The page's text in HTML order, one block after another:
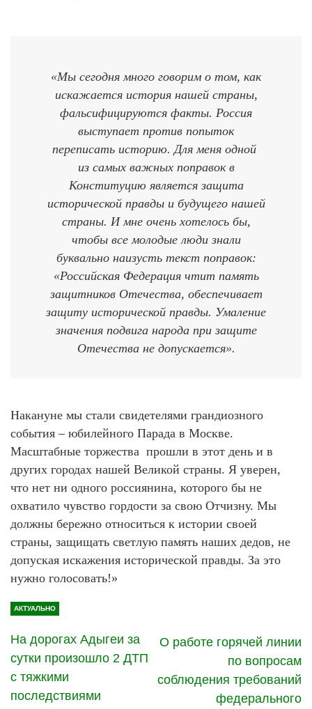
«Мы сегодня много говорим о том, как
искажается история нашей страны,
фальсифицируются факты. Россия
выступает против попыток
переписать историю. Для меня одной
из самых важных поправок в
Конституцию является защита
исторической правды и будущего нашей
страны. И мне очень хотелось бы,
чтобы все молодые люди знали
буквально наизусть текст поправок:
«Российская Федерация чтит память
защитников Отечества, обеспечивает
защиту исторической правды. Умаление
значения подвига народа при защите
Отечества не допускается».
Накануне мы стали свидетелями грандиозного
события – юбилейного Парада в Москве.
Масштабные торжества прошли в этот день и в
других городах нашей Великой страны. Я уверен,
что нет ни одного россиянина, которого бы не
охватило чувство гордости за свою Отчизну. Мы
должны бережно относиться к истории своей
страны, защищать светлую память наших дедов, не
допуская искажения исторической правды. За это
нужно голосовать!»
АКТУАЛЬНО
На дорогах Адыгеи за
сутки произошло 2 ДТП
с тяжкими
последствиями
О работе горячей линии
по вопросам
соблюдения требований
федерального